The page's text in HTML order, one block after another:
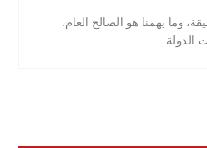
وما يهمنا هو الصالح العام،